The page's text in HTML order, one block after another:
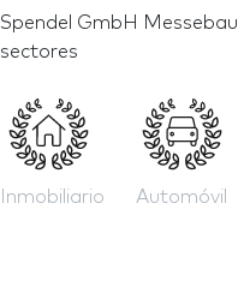
Spendel GmbH
sectores
Inmobiliario Automóvil